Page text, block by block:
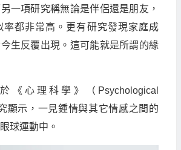
一項研究稱無論是伴侶還是朋友，
率都非常高。更有研究發現家庭成
生反覆出現。這可能就是所謂的緣
《心理科學》（Psychological
顯示，一見鍾情與其它情感之間的
球運動中。